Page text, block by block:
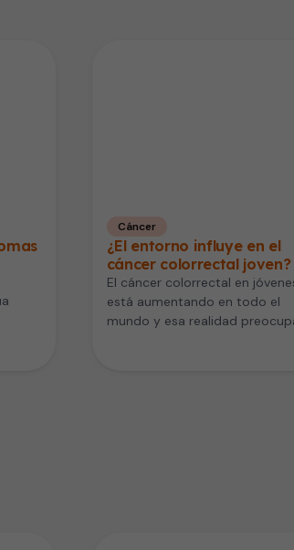
Cáncer
¿El entorno influye en el
cáncer colorrectal joven?
El cáncer colorrectal en
está aumentando en todo el
mundo y esa realidad